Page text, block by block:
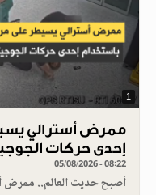
1
ممرض أسترالي
إحدى حركات
05/08/2026 - 08:22
أصبح حديث العالم..